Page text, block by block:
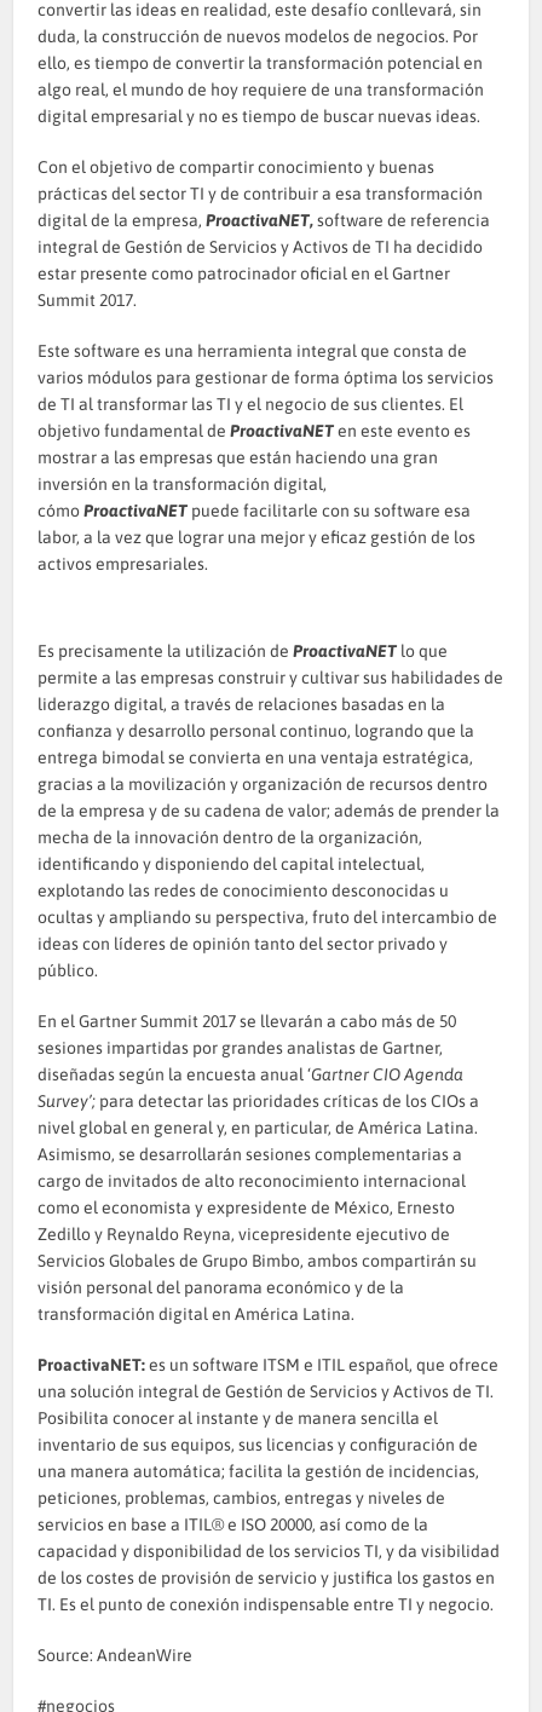
convertir las ideas en realidad, este desafío conllevará, sin
duda, la construcción de nuevos modelos de negocios. Por
ello, es tiempo de convertir la transformación potencial en
algo real, el mundo de hoy requiere de una transformación
digital empresarial y no es tiempo de buscar nuevas ideas.
Con el objetivo de compartir conocimiento y buenas
prácticas del sector TI y de contribuir a esa transformación
digital de la empresa,ProactivaNET,software de referencia
integral de Gestión de Servicios y Activos de TI ha decidido
estar presente como patrocinador oficial en el Gartner
Summit 2017.
Este software es una herramienta integral que consta de
varios módulos para gestionar de forma óptima los servicios
de TI al transformar las TI y el negocio de sus clientes. El
objetivo fundamental deProactivaNETen este evento es
mostrar a las empresas que están haciendo una gran
inversión en la transformación digital,
cómoProactivaNET puede facilitarle con su software esa
labor, a la vez que lograr una mejor y eficaz gestión de los
activos empresariales.
Es precisamente la utilización deProactivaNET lo que
permite a las empresas construir y cultivar sus habilidades de
liderazgo digital, a través de relaciones basadas en la
confianza y desarrollo personal continuo, logrando que la
entrega bimodal se convierta en una ventaja estratégica,
gracias a la movilización y organización de recursos dentro
de la empresa y de su cadena de valor; además de prender la
mecha de la innovación dentro de la organización,
identificando y disponiendo del capital intelectual,
explotando las redes de conocimiento desconocidas u
ocultas y ampliando su perspectiva, fruto del intercambio de
ideas con líderes de opinión tanto del sector privado y
público.
En el Gartner Summit 2017 se llevarán a cabo más de 50
sesiones impartidas por grandes analistas de Gartner,
diseñadas según la encuesta anual ‘Gartner CIO Agenda
Survey’; para detectar las prioridades críticas de los CIOs a
nivel global en general y, en particular, de América Latina.
Asimismo, se desarrollarán sesiones complementarias a
cargo de invitados de alto reconocimiento internacional
como el economista y expresidente de México, Ernesto
Zedillo y Reynaldo Reyna, vicepresidente ejecutivo de
Servicios Globales de Grupo Bimbo, ambos compartirán su
visión personal del panorama económico y de la
transformación digital en América Latina.
ProactivaNET:es un software ITSM e ITIL español, que ofrece
una solución integral de Gestión de Servicios y Activos de TI.
Posibilita conocer al instante y de manera sencilla el
inventario de sus equipos, sus licencias y configuración de
una manera automática; facilita la gestión de incidencias,
peticiones, problemas, cambios, entregas y niveles de
servicios en base a ITIL® e ISO 20000, así como de la
capacidad y disponibilidad de los servicios TI, y da visibilidad
de los costes de provisión de servicio y justifica los gastos en
TI. Es el punto de conexión indispensable entre TI y negocio.
Source: AndeanWire
negocios